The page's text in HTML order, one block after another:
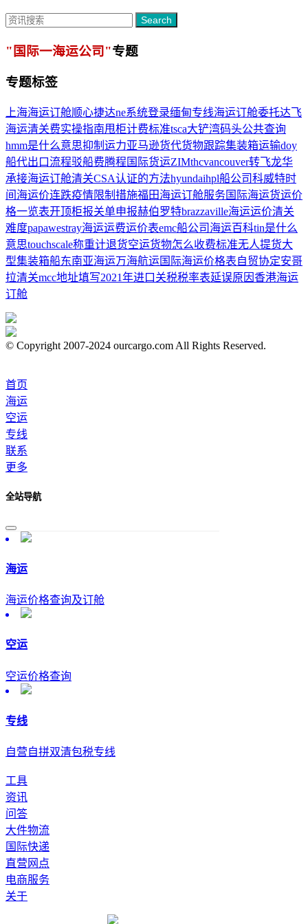
Search
"国际一海运公司"专题
专题标签
上海海运订舱顺心捷达ne系统登录缅甸专线海运订舱委托达飞
海运清关费实操指南甩柜计费标准tsca大铲湾码头公共查询
hmm是什么意思抑制运力亚马逊货代货物跟踪集装箱运输doy
船代出口流程驳船费腾程国际货运ZIMthcvancouver转飞龙华
承接海运订舱清关CSA认证的方法hyundaihpl船公司科威特时
间 海运价连跌疫情限制措施福田海运订舱服务国际海运货运价
格一览表开顶柜报关单申报赫伯罗特brazzaville海运运价清关
难度papawestray海运运费运价表emc船公司 海运百科tin是什么
意思touchscale称重计退货空运货物怎么收费标准无人提货大
型集装箱船东南亚海运万海航运国际海运价格表自贸协定安哥
拉清关mcc地址填写2021年进口关税税率表延误原因 香港海运
订舱
© Copyright 2007-2024 ourcargo.com All Rights Reserved.
首页
海运
空运
专线
联系
更多
全站导航
海运
海运价格查询及订舱
空运
空运价格查询
专线
自营自拼双清包税专线
工具
资讯
问答
大件物流
国际快递
直营网点
电商服务
关于